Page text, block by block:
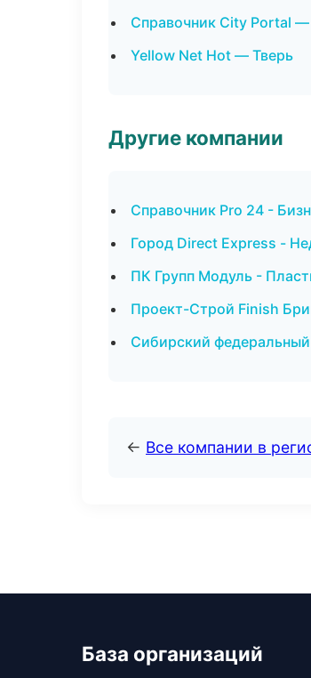
Справочник City Portal
Yellow Net Hot — Тверь
Другие компании
Справочник Pro 24 -
Город Direct Express -
ПК Групп Модуль -
Проект-Строй Finish
Сибирский
← Все компании в
База организаций